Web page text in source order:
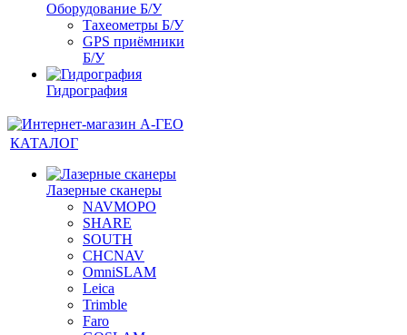
Оборудование Б/У
Тахеометры Б/У
GPS приёмники
Б/У
Гидрография
КАТАЛОГ
Лазерные сканеры
NAVMOPO
SHARE
SOUTH
CHCNAV
OmniSLAM
Leica
Trimble
Faro